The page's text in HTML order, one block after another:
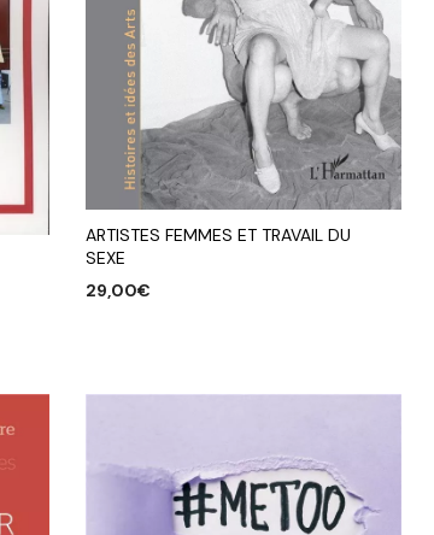
ARTISTES FEMMES ET TRAVAIL DU
SEXE
29,00€